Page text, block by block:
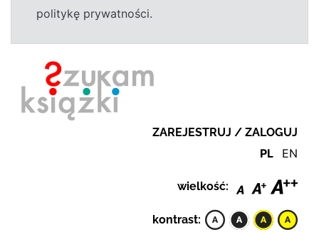
politykę prywatności.
ZAREJESTRUJ / ZALOGUJ
PL EN
wielkość:
kontrast: